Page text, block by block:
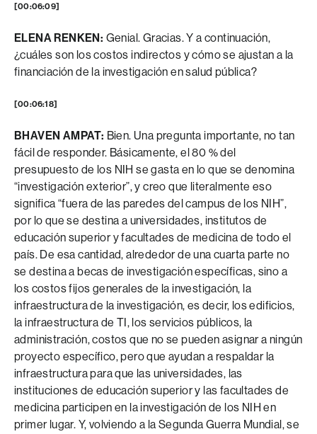
[00:06:09]
ELENA RENKEN: Genial. Gracias. Y a continuación,
¿cuáles son los costos indirectos y cómo se ajustan a la
financiación de la investigación en salud pública?
[00:06:18]
BHAVEN AMPAT: Bien. Una pregunta importante, no tan
fácil de responder. Básicamente, el 80 % del
presupuesto de los NIH se gasta en lo que se denomina
“investigación exterior”, y creo que literalmente eso
significa “fuera de las paredes del campus de los NIH”,
por lo que se destina a universidades, institutos de
educación superior y facultades de medicina de todo el
país. De esa cantidad, alrededor de una cuarta parte no
se destina a becas de investigación específicas, sino a
los costos fijos generales de la investigación, la
infraestructura de la investigación, es decir, los edificios,
la infraestructura de TI, los servicios públicos, la
administración, costos que no se pueden asignar a ningún
proyecto específico, pero que ayudan a respaldar la
infraestructura para que las universidades, las
instituciones de educación superior y las facultades de
medicina participen en la investigación de los NIH en
primer lugar. Y, volviendo a la Segunda Guerra Mundial, se